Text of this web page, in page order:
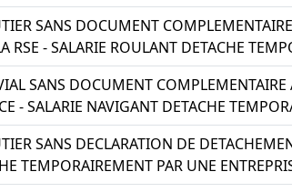
SANS DOCUMENT
RSE - SALARIE ROULANT DETACHE
SANS DOCUMENT
- SALARIE NAVIGANT DETACHE
SANS DECLARATION DE
TEMPORAIREMENT PAR UNE